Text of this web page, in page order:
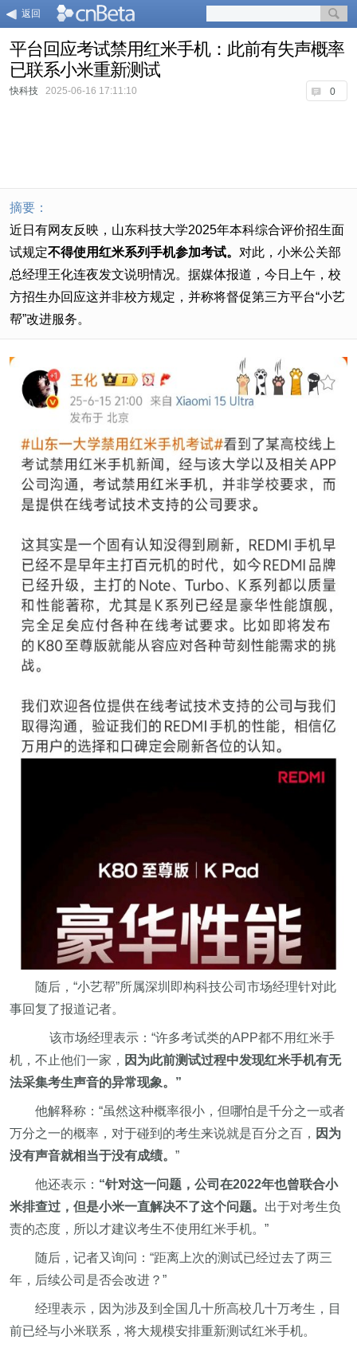
返回
平台回应考试禁用红米手机：此前有失声概率
已联系小米重新测试
0
快科技 2025-06-16 17:11:10
摘要：
近日有网友反映，山东科技大学2025年本科综合评价招生面
试规定不得使用红米系列手机参加考试。 对此，小米公关部
总经理王化连夜发文说明情况。据媒体报道，今日上午，校
方招生办回应这并非校方规定，并称将督促第三方平台“小艺
帮”改进服务。
随后，“小艺帮”所属深圳即构科技公司市场经理针对此
事回复了报道记者。
该市场经理表示：“许多考试类的APP都不用红米手
机，不止他们一家， 因为此前测试过程中发现红米手机有无
法采集考生声音的异常现象。”
他解释称：“虽然这种概率很小，但哪怕是千分之一或者
万分之一的概率，对于碰到的考生来说就是百分之百， 因为
没有声音就相当于没有成绩。 ”
他还表示： “针对这一问题，公司在2022年也曾联合小
米排查过，但是小米一直解决不了这个问题。 出于对考生负
责的态度，所以才建议考生不使用红米手机。”
随后，记者又询问：“距离上次的测试已经过去了两三
年，后续公司是否会改进？”
经理表示，因为涉及到全国几十所高校几十万考生，目
前已经与小米联系，将大规模安排重新测试红米手机。